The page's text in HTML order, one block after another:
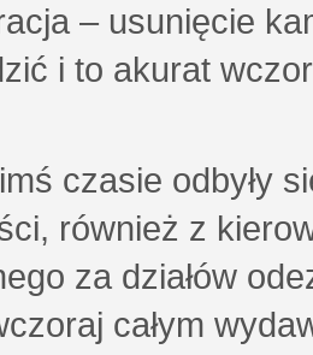
– usunięcie
i to akurat
odbyły się
również z
za działów
całym